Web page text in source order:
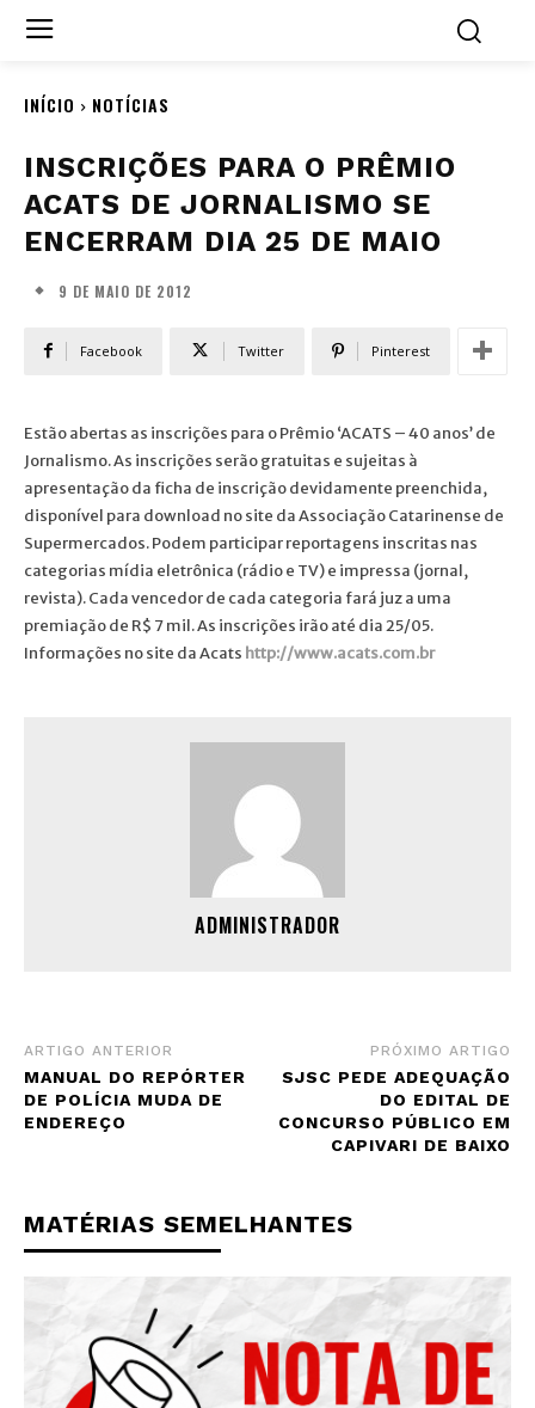
INÍCIO NOTÍCIAS
INSCRIÇÕES PARA O PRÊMIO
ACATS DE JORNALISMO SE
ENCERRAM DIA 25 DE MAIO
9 DE MAIO DE 2012
Facebook Twitter Pinterest
Estão abertas as inscrições para o Prêmio ‘ACATS – 40 anos’ de
Jornalismo. As inscrições serão gratuitas e sujeitas à
apresentação da ficha de inscrição devidamente preenchida,
disponível para download no site da Associação Catarinense de
Supermercados. Podem participar reportagens inscritas nas
categorias mídia eletrônica (rádio e TV) e impressa (jornal,
revista). Cada vencedor de cada categoria fará juz a uma
premiação de R$ 7 mil. As inscrições irão até dia 25/05.
Informações no site da Acats http://www.acats.com.br
ADMINISTRADOR
ARTIGO ANTERIOR
MANUAL DO REPÓRTER
DE POLÍCIA MUDA DE
ENDEREÇO
PRÓXIMO ARTIGO
SJSC PEDE ADEQUAÇÃO
DO EDITAL DE
CONCURSO PÚBLICO EM
CAPIVARI DE BAIXO
MATÉRIAS SEMELHANTES